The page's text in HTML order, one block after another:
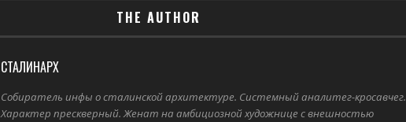
THE AUTHOR
СТАЛИНАРХ
Собиратель инфы о сталинской архитектуре. Системный аналитег-кросавчег.
Характер прескверный. Женат на амбициозной художнице с внешностью